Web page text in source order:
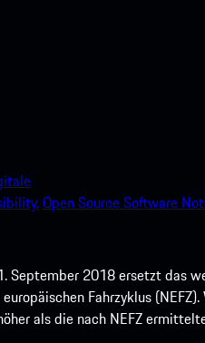
Open Source Software
September 2018 ersetzt das
Fahrzyklus
als die nach NEFZ